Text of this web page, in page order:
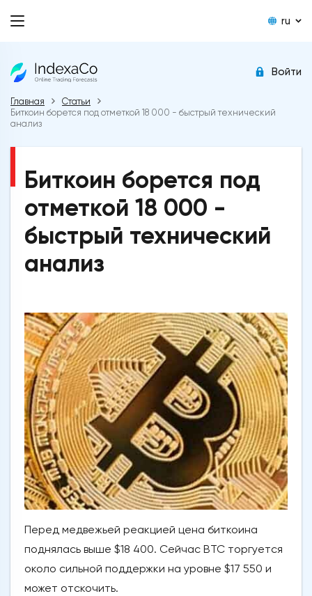
ru
Войти
Главная
Статьи
Биткоин борется под отметкой 18 000 - быстрый технический
анализ
Биткоин борется под
отметкой 18 000 -
быстрый технический
анализ
Перед медвежьей реакцией цена биткоина
поднялась выше $18 400. Сейчас BTC торгуется
около сильной поддержки на уровне $17 550 и
может отскочить.